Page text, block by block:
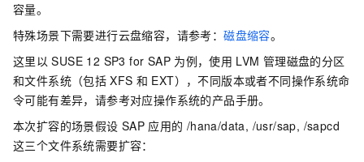
容量。
特殊场景下需要进行云盘缩容，请参考：磁盘缩容。
这里以 SUSE 12 SP3 for SAP 为例，使用 LVM 管理磁盘的分区
和文件系统（包括 XFS 和 EXT），不同版本或者不同操作系统命
令可能有差异，请参考对应操作系统的产品手册。
本次扩容的场景假设 SAP 应用的 /hana/data, /usr/sap, /sapcd
这三个文件系统需要扩容：